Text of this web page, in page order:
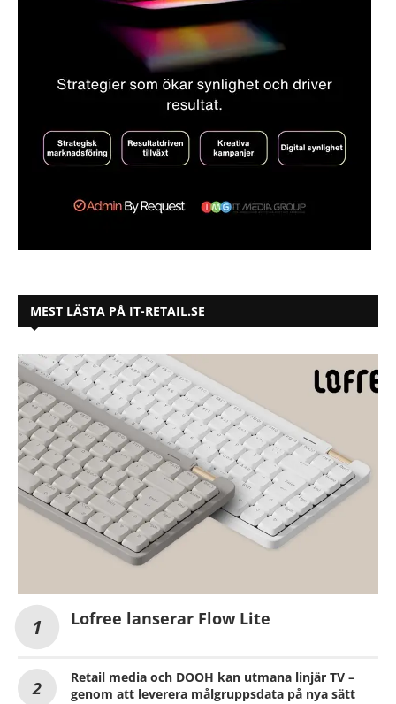
MEST LÄSTA PÅ IT-RETAIL.SE
Lofree lanserar Flow Lite
Retail media och DOOH kan utmana linjär TV –
genom att leverera målgruppsdata på nya sätt